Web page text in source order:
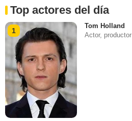
Top actores del día
1
Tom Holland
Actor, productor